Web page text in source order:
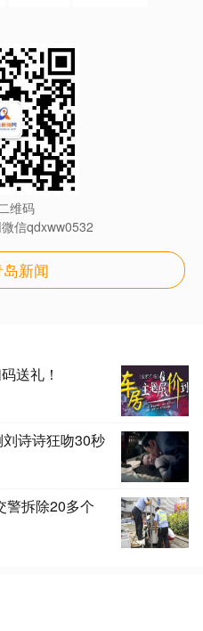
维码
信qdxww0532
新闻
送礼！
诗诗狂吻30秒
警拆除20多个